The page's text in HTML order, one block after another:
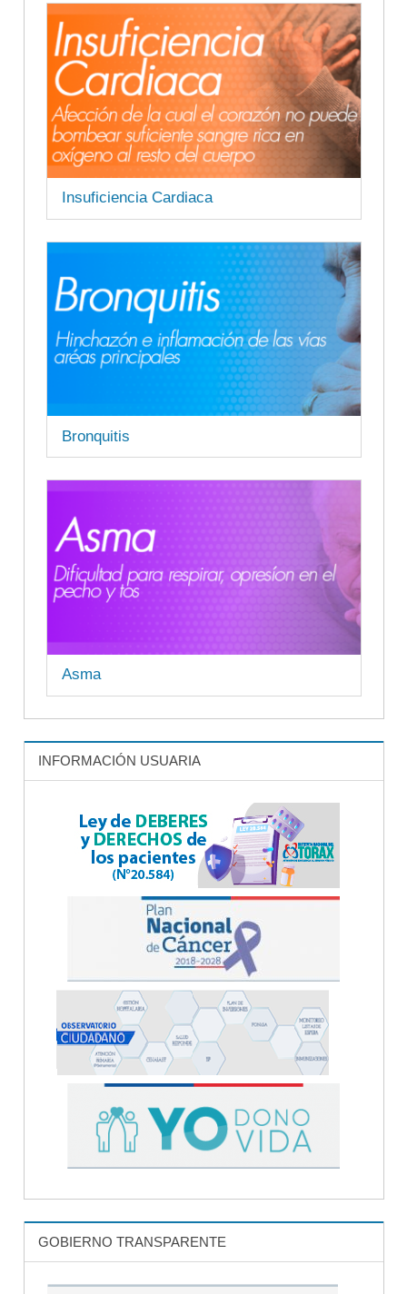
Insuficiencia Cardiaca
Bronquitis
Asma
INFORMACIÓN USUARIA
GOBIERNO TRANSPARENTE